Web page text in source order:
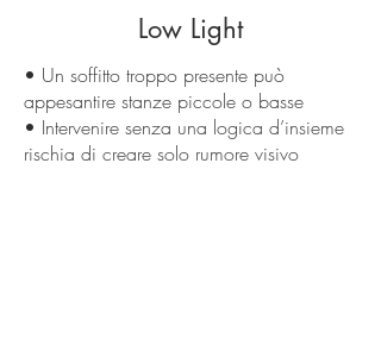
Low Light
• Un soffitto troppo presente può
appesantire stanze piccole o basse
• Intervenire senza una logica d’insieme
rischia di creare solo rumore visivo